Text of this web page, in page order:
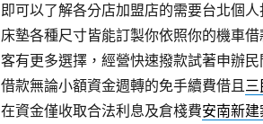
即可以了解各分店加盟店的需要台北個
床墊各種尺寸皆能訂製你依照你的機車借
客有更多選擇，經營快速撥款試著申辦民
借款無論小額資金週轉的免手續費借且
在資金僅收取合法利息及倉棧費安南新建